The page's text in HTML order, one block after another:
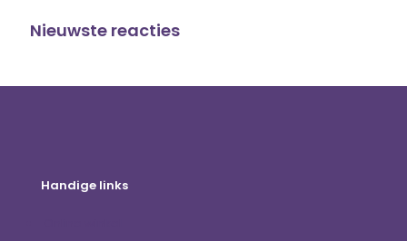
Nieuwste reacties
Handige links